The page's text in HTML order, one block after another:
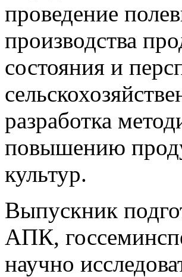
проведение
производства
состояния и
разработка
повышению
культур.
Выпускник
АПК,
научно